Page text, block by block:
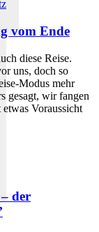
vom Ende
diese Reise.
uns, doch so
Modus mehr
gesagt, wir fangen
Voraussicht
der